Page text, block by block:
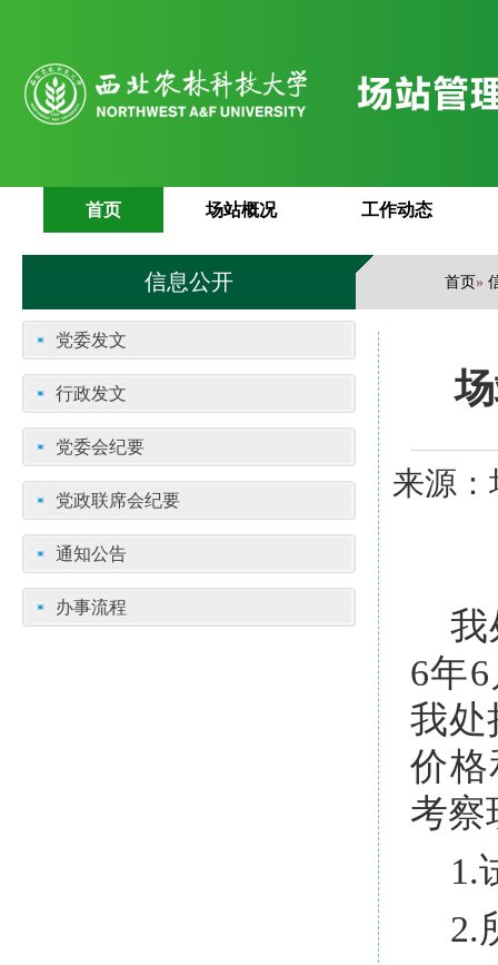
首页 场站概况 工作动态
信息公开 首页»
党委发文
行政发文
党委会纪要
党政联席会纪要
通知公告
办事流程
来源
我
6年
我处
价
考察
1.
2.